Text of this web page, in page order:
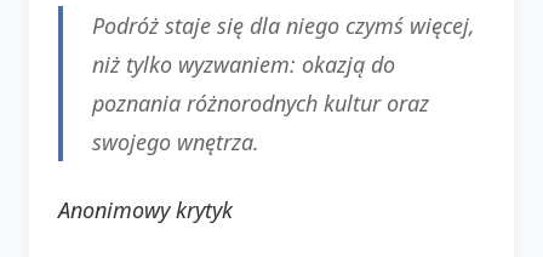
Podróż staje się dla niego czymś więcej,
niż tylko wyzwaniem: okazją do
poznania różnorodnych kultur oraz
swojego wnętrza.
Anonimowy krytyk